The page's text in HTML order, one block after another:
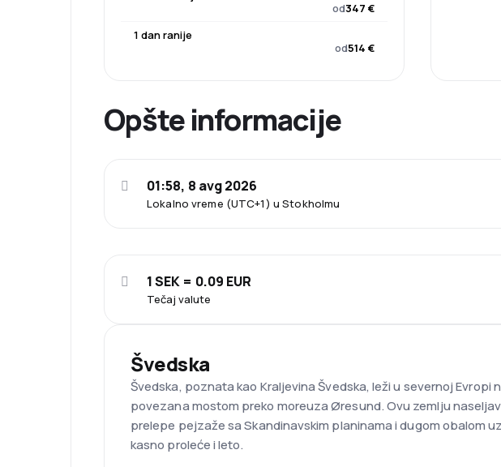
od347 €
1 dan ranije
od514 €
Opšte informacije
Lokalno vreme (UTC+1) u Stokholmu
01:58, 8 avg 2026
Tečaj valute
1 SEK = 0.09 EUR
Švedska
Švedska, poznata kao Kraljevina Švedska, leži u severnoj Evropi
povezana mostom preko moreuza Øresund. Ovu zemlju
prelepe pejzaže sa Skandinavskim planinama i dugom obalom
kasno proleće i leto.